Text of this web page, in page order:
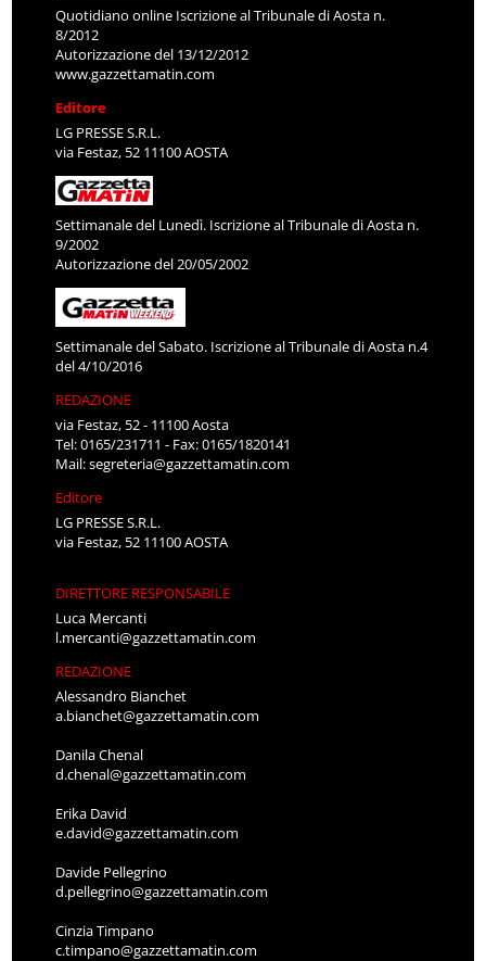
Quotidiano online Iscrizione al Tribunale di Aosta n.
8/2012
Autorizzazione del 13/12/2012
www.gazzettamatin.com
Editore
LG PRESSE S.R.L.
via Festaz, 52 11100 AOSTA
Settimanale del Lunedì. Iscrizione al Tribunale di Aosta n.
9/2002
Autorizzazione del 20/05/2002
Settimanale del Sabato. Iscrizione al Tribunale di Aosta n.4
del 4/10/2016
REDAZIONE
via Festaz, 52 - 11100 Aosta
Tel: 0165/231711 - Fax: 0165/1820141
Mail:segreteria@gazzettamatin.com
Editore
LG PRESSE S.R.L.
via Festaz, 52 11100 AOSTA
DIRETTORE RESPONSABILE
Luca Mercanti
l.mercanti@gazzettamatin.com
REDAZIONE
Alessandro Bianchet
a.bianchet@gazzettamatin.com
Danila Chenal
d.chenal@gazzettamatin.com
Erika David
e.david@gazzettamatin.com
Davide Pellegrino
d.pellegrino@gazzettamatin.com
Cinzia Timpano
c.timpano@gazzettamatin.com